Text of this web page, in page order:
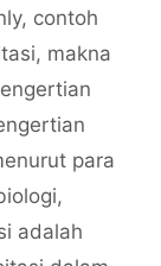
, contoh
, makna
para
,
adalah